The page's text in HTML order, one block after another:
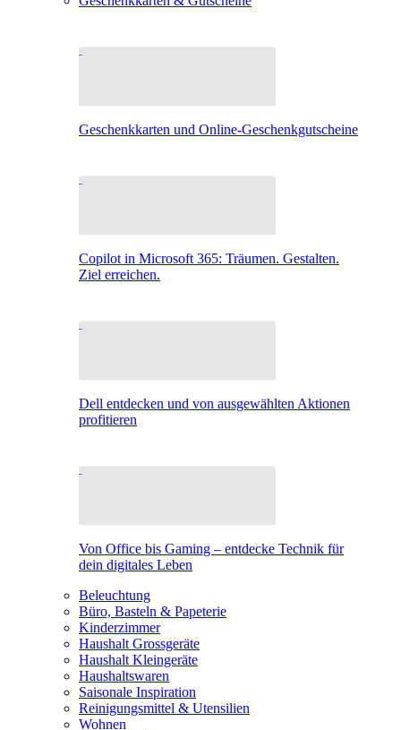
Geschenkkarten und Online-Geschenkgutscheine
Copilot in Microsoft 365: Träumen. Gestalten.
Ziel erreichen.
Dell entdecken und von ausgewählten Aktionen
profitieren
Von Office bis Gaming – entdecke Technik für
dein digitales Leben
Beleuchtung
Büro, Basteln & Papeterie
Kinderzimmer
Haushalt Grossgeräte
Haushalt Kleingeräte
Haushaltswaren
Saisonale Inspiration
Reinigungsmittel & Utensilien
Wohnen